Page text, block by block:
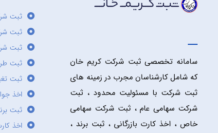
سامانه تخصصی ثبت شرکت کریم خان
که شامل کارشناسان مجرب در زمینه های
ثبت شرکت با مسئولیت محدود ، ثبت
شرکت سهامی عام ، ثبت شرکت سهامی
خاص ، اخذ کارت بازرگانی ، ثبت برند ،
ثبت
ثبت
ثبت
ثبت
ثبت
اخذ
ثبت
اخذ